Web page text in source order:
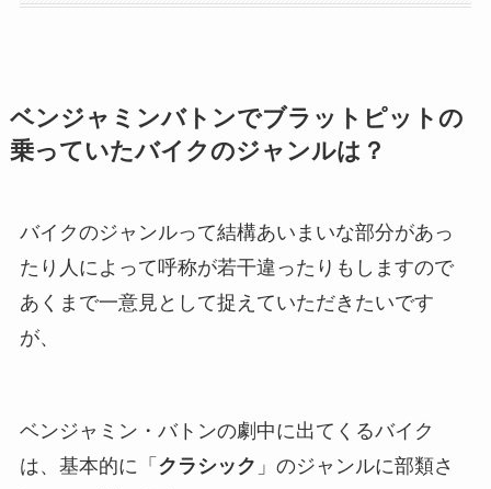
ベンジャミンバトンでブラットピットの
乗っていたバイクのジャンルは？
バイクのジャンルって結構あいまいな部分があっ
たり人によって呼称が若干違ったりもしますので
あくまで一意見として捉えていただきたいです
が、
ベンジャミン・バトンの劇中に出てくるバイク
は、基本的に「 クラシック 」のジャンルに部類さ